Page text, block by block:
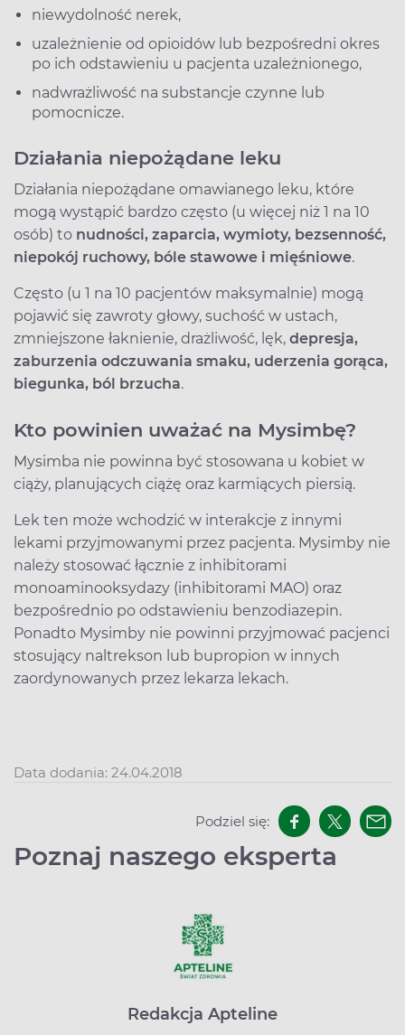
niewydolność nerek,
uzależnienie od opioidów lub bezpośredni okres
po ich odstawieniu u pacjenta uzależnionego,
nadwrażliwość na substancje czynne lub
pomocnicze.
Działania niepożądane leku
Działania niepożądane omawianego leku, które
mogą wystąpić bardzo często (u więcej niż 1 na 10
osób) to nudności, zaparcia, wymioty, bezsenność,
niepokój ruchowy, bóle stawowe i mięśniowe.
Często (u 1 na 10 pacjentów maksymalnie) mogą
pojawić się zawroty głowy, suchość w ustach,
zmniejszone łaknienie, drażliwość, lęk, depresja,
zaburzenia odczuwania smaku, uderzenia gorąca,
biegunka, ból brzucha.
Kto powinien uważać na Mysimbę?
Mysimba nie powinna być stosowana u kobiet w
ciąży, planujących ciążę oraz karmiących piersią.
Lek ten może wchodzić w interakcje z innymi
lekami przyjmowanymi przez pacjenta. Mysimby nie
należy stosować łącznie z inhibitorami
monoaminooksydazy (inhibitorami MAO) oraz
bezpośrednio po odstawieniu benzodiazepin.
Ponadto Mysimby nie powinni przyjmować pacjenci
stosujący naltrekson lub bupropion w innych
zaordynowanych przez lekarza lekach.
Data dodania: 24.04.2018
Podziel się:
Poznaj naszego eksperta
Redakcja Apteline